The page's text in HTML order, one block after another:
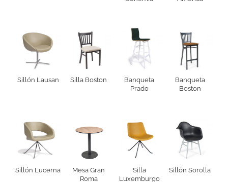
Sillón Lausan Silla Boston
Banqueta
Prado
Banqueta
Boston
Sillón Lucerna
Mesa Gran
Roma
Silla
Luxemburgo
Sillón Sorolla